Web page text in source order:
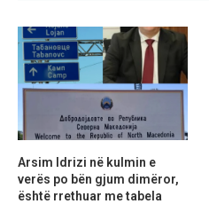
Arsim Idrizi në kulmin e
verës po bën gjum dimëror,
është rrethuar me tabela